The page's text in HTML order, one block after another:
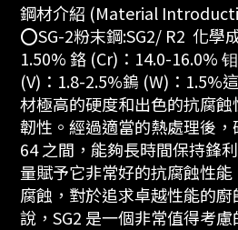
鋼材介紹 (Material
⭕️SG-2粉末鋼:SG2/ R2 化學
1.50% 鉻 (Cr)：14.0-16.0%
(V)：1.8-2.5%鎢 (W)：1.5%
材極高的硬度和出色的抗腐
韌性。經過適當的熱處理後，
64 之間，能夠長時間保持鋒
量賦予它非常好的抗腐蝕性
腐蝕，對於追求卓越性能的
說，SG2 是一個非常值得考慮